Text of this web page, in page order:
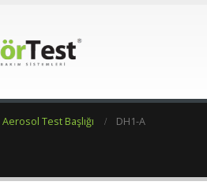
Test Başlığı DH1-A